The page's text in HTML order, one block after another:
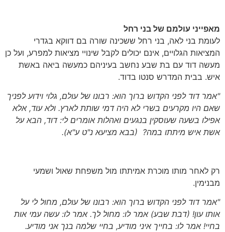
מאפייני עולמם של בני רחל
לעומת בני לאה, בני רחל ששכינה שורה בם דווקא בגדרי
המציאות הגלויים, אינם יכולים לקבל שינויי מציאות למפרע, ועל כן
מעשה דוד עם בת שבע נחשב בעיניהם כמעשה ביאה באשת
איש. בבית המדרש סנטו בדוד.
"אמר דוד לפני הקדוש ברוך הוא: רבונו של עולם, גלוי וידוע לפניך
שאם היו מקרעים בשרי לא היה דמי שותת לארץ. ולא עוד, אלא
אפילו בשעה שעוסקין בנגעים ואהלות אומרים לי: דוד, הבא על
אשת איש מיתתו במה? (בבא מציעא נ"ט ע"א).
רק לאחר מותו מוכרת אמיתתו מול משפחת שאול ושמעי
מבנימין.
"אמר דוד לפני הקדוש ברוך הוא: רבונו של עולם, מחול לי על
אותו עון! (דבת שבע)אמר לו: מחול לך. אמר לו: עשה עמי אות
בחיי! אמר לו: בחייך איני מודיע, בחיי שלמה בנך אני מודיע.